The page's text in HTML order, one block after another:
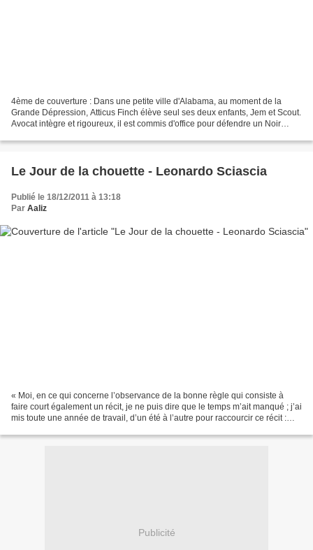
4ème de couverture : Dans une petite ville d'Alabama, au moment de la
Grande Dépression, Atticus Finch élève seul ses deux enfants, Jem et Scout.
Avocat intègre et rigoureux, il est commis d'office pour défendre un Noir
Le Jour de la chouette - Leonardo Sciascia
Publié le 18/12/2011 à 13:18
Par Aaliz
« Moi, en ce qui concerne l’observance de la bonne règle qui consiste à
faire court également un récit, je ne puis dire que le temps m’ait manqué ; j’ai
mis toute une année de travail, d’un été à l’autre pour raccourcir ce récit :
Publicité